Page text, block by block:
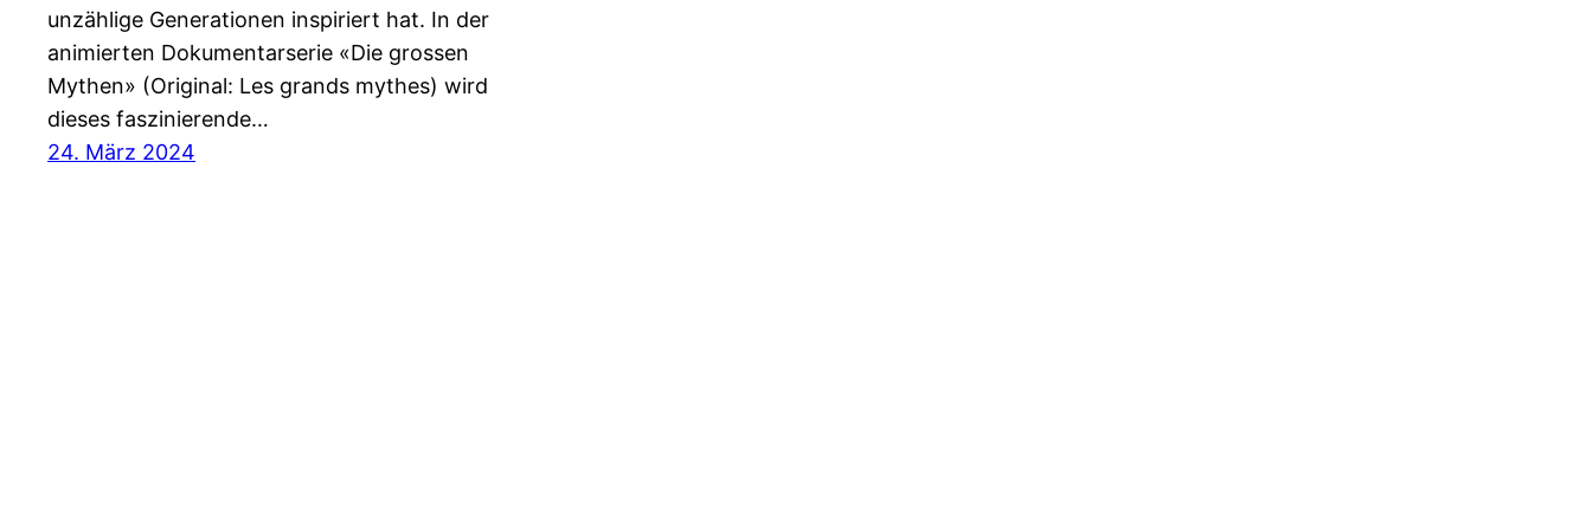
unzählige Generationen inspiriert hat. In der
animierten Dokumentarserie «Die grossen
Mythen» (Original: Les grands mythes) wird
dieses faszinierende…
24. März 2024